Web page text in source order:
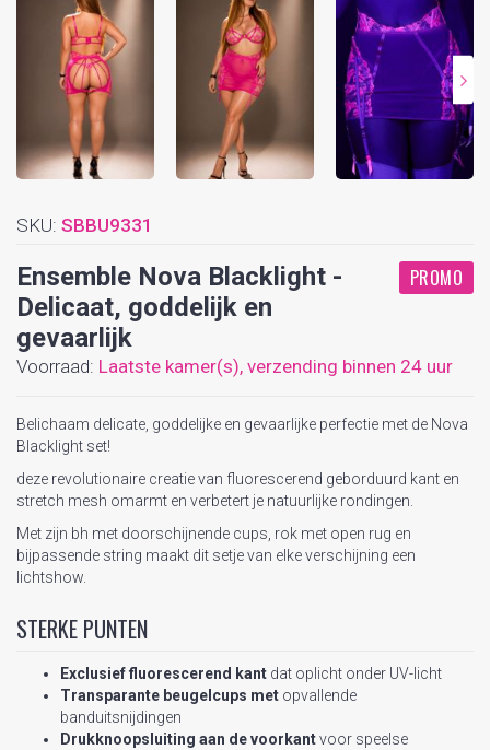
SKU: SBBU9331
Ensemble Nova Blacklight -
Delicaat, goddelijk en
gevaarlijk
PROMO
Voorraad: Laatste kamer(s), verzending binnen 24 uur
Belichaam delicate, goddelijke en gevaarlijke perfectie met de Nova
Blacklight set!
deze revolutionaire creatie van fluorescerend geborduurd kant en
stretch mesh omarmt en verbetert je natuurlijke rondingen.
Met zijn bh met doorschijnende cups, rok met open rug en
bijpassende string maakt dit setje van elke verschijning een
lichtshow.
STERKE PUNTEN
Exclusief fluorescerend kant dat oplicht onder UV-licht
Transparante beugelcups met opvallende
banduitsnijdingen
Drukknoopsluiting aan de voorkantvoor speelse